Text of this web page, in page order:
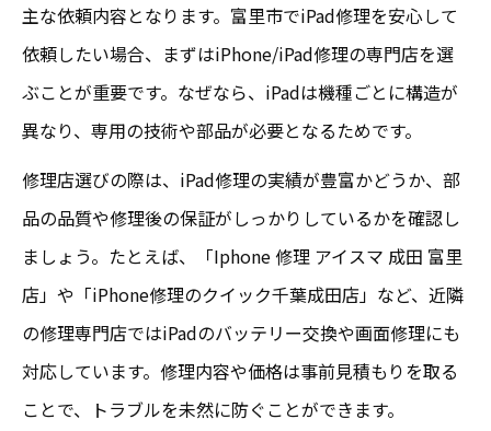
iPad修理も富里市で安く手軽に依頼する方
法
安心のiPhoneバッテリー交換手順を解説
安くて安心なiPhone修理を受ける店舗の特
徴
修理費用を抑えるコツとiPhone修理の安心感
iPhoneバッテリー交換は安い費用で安心感
重視
主な依頼内容となります。富里市でiPad修理を安心して
依頼したい場合、まずはiPhone/iPad修理の専門店を選
ぶことが重要です。なぜなら、iPadは機種ごとに構造が
異なり、専用の技術や部品が必要となるためです。
修理店選びの際は、iPad修理の実績が豊富かどうか、部
品の品質や修理後の保証がしっかりしているかを確認し
ましょう。たとえば、「Iphone 修理 アイスマ 成田 富里
店」や「iPhone修理のクイック千葉成田店」など、近隣
の修理専門店ではiPadのバッテリー交換や画面修理にも
対応しています。修理内容や価格は事前見積もりを取る
ことで、トラブルを未然に防ぐことができます。